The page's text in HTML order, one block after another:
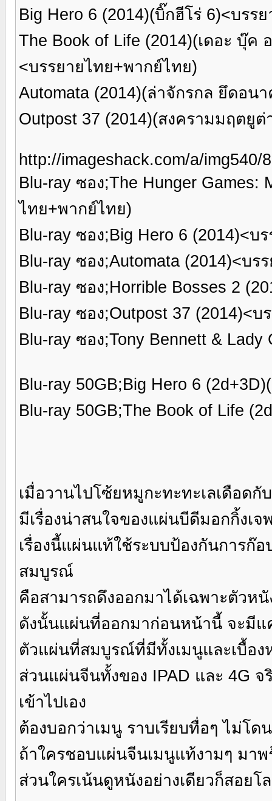
Big Hero 6 (2014)(บิ๊กฮีโร่ 6)<บรร
The Book of Life (2014)(เดอะ บุ๊
<บรรยายไทย+พากย์ไทย)
Automata (2014)(ล่าจักรกล ยึดอน
Outpost 37 (2014)(สงครามมฤตยู
http://imageshack.com/a/img540/
Blu-ray ซอง;The Hunger Games:
ไทย+พากย์ไทย)
Blu-ray ซอง;Big Hero 6 (2014)<บ
Blu-ray ซอง;Automata (2014)<บร
Blu-ray ซอง;Horrible Bosses 2
Blu-ray ซอง;Outpost 37 (2014)<
Blu-ray ซอง;Tony Bennett &
Blu-ray 50GB;Big Hero 6
Blu-ray 50GB;The Book of Life
เมื่อวานไปโซ้ยหมูกะทะทะเลเดือดกั
มีเรื่องน่าสนใจของแผ่นบีดีมอกกิ้งเ
เรื่องนี้แผ่นแท้ใช้ระบบป้องกันการก๊
สมบูรณ์
คือสามารถดึงออกมาได้เฉพาะตัวห
ดังนั้นแผ่นที่ออกมาก่อนหน้านี้ จะมีแ
ตัวแผ่นที่สมบูรณ์ที่มีทั้งเมนูและเบื้อง
ส่วนแผ่นจีนทั้งของ IPAD และ 4G
เข้าไปเอง
ต้องบอกว่าเมนู ราบเรียบทื่อๆ ไม่โด
ถ้าใครชอบแผ่นจีนเมนูแท้งามๆ มา
ส่วนใครเน้นดูหนังอย่างเดียวก็สอย